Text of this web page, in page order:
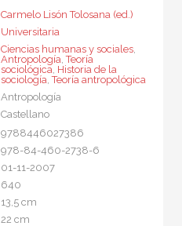
Carmelo Lisón Tolosana (ed.)
Universitaria
Ciencias humanas y sociales,
Antropología ,Teoría
sociológica Historia de la
sociología ,Teoría antropológica
Antropología
Castellano
9788446027386
978-84-460-2738-6
01-11-2007
640
13,5 cm
22 cm